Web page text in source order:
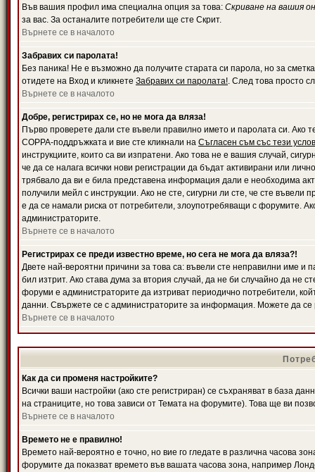
Във вашия профил има специална опция за това: Скриване на вашия
за вас. За останалите потребители ще сте Скрит.
Върнете се в началото
Забравих си паролата!
Без паника! Не е възможно да получите старата си парола, но за
отидете на Вход и кликнете Забравих си паролата!. След това просто
Върнете се в началото
Добре, регистрирах се, но не мога да вляза!
Първо проверете дали сте въвели правилно името и паролата си. Ако
COPPA-поддръжката и вие сте кликнали на Съгласен съм със тези
инструкциите, които са ви изпратени. Ако това не е вашия случай,
че да се налага всички нови регистрации да бъдат активирани или
трябвало да ви е била представена информация дали е необходима
получили мейл с инструкции. Ако не сте, сигурни ли сте, че сте
е да се намали риска от потребители, злоупотребяващи с форумите.
администраторите.
Върнете се в началото
Регистрирах се преди известно време, но сега не мога да вляза?!
Двете най-вероятни причини за това са: въвели сте неправилни име и
бил изтрит. Ако става дума за втория случай, да не би случайно да
форуми е администраторите да изтриват периодично потребители,
данни. Свържете се с администраторите за информация. Можете да се
Върнете се в началото
Как да си променя настройките?
Всички ваши настройки (ако сте регистриран) се съхраняват в база
на страниците, но това зависи от Темата на форумите). Това ще ви
Върнете се в началото
Времето не е правилно!
Времето най-вероятно е точно, но вие го гледате в различна часова
форумите да показват времето във вашата часова зона, например